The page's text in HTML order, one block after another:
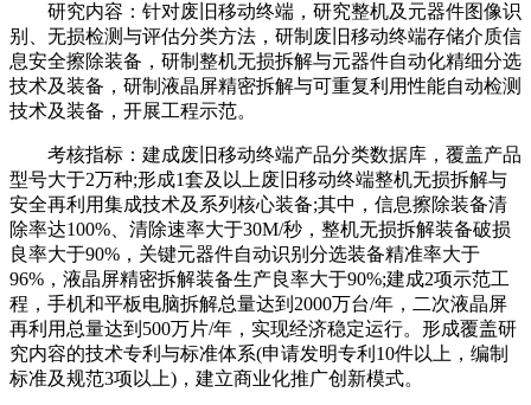
研究内容：针对废旧移动终端，研究整机及元器件图像识
别、无损检测与评估分类方法，研制废旧移动终端存储介质信
息安全擦除装备，研制整机无损拆解与元器件自动化精细分选
技术及装备，研制液晶屏精密拆解与可重复利用性能自动检测
技术及装备，开展工程示范。
考核指标：建成废旧移动终端产品分类数据库，覆盖产品
型号大于2万种;形成1套及以上废旧移动终端整机无损拆解与
安全再利用集成技术及系列核心装备;其中，信息擦除装备清
除率达100%、清除速率大于30M/秒，整机无损拆解装备破损
良率大于90%，关键元器件自动识别分选装备精准率大于
96%，液晶屏精密拆解装备生产良率大于90%;建成2项示范工
程，手机和平板电脑拆解总量达到2000万台/年，二次液晶屏
再利用总量达到500万片/年，实现经济稳定运行。形成覆盖研
究内容的技术专利与标准体系(申请发明专利10件以上，编制
标准及规范3项以上)，建立商业化推广创新模式。